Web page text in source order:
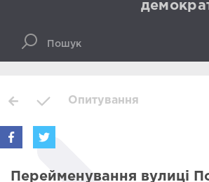
Опитування
Перейменування вулиці